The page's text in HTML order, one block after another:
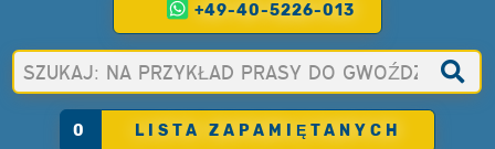
+49-40-5226-013
0 LISTA ZAPAMIĘTANYCH